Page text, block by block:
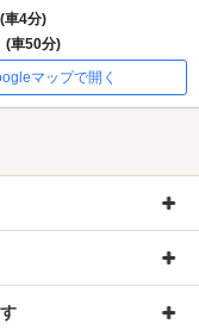
車4分)
(車50分)
マップで開く